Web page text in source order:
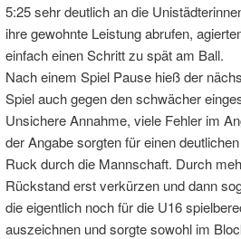
5:25 sehr deutlich an die
ihre gewohnte Leistung abrufen,
einfach einen Schritt zu spät am Ball.
Nach einem Spiel Pause hieß der
Spiel auch gegen den schwächer
Unsichere Annahme, viele Fehler im
der Angabe sorgten für einen
Ruck durch die Mannschaft. Durch
Rückstand erst verkürzen und dann
die eigentlich noch für die U16
auszeichnen und sorgte sowohl im